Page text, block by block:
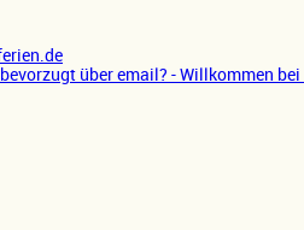
über email? - Willkommen